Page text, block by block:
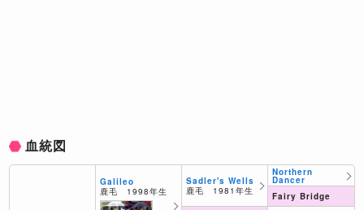
血統図
Galileo
鹿毛 1998年生
Sadler's Wells
鹿毛 1981年生
Northern
Dancer
Fairy Bridge